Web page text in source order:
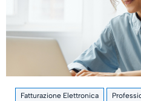
Fatturazione Elettronica